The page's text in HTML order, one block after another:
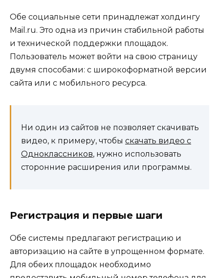
Обе социальные сети принадлежат холдингу
Mail.ru. Это одна из причин стабильной работы
и технической поддержки площадок.
Пользователь может войти на свою страницу
двумя способами: с широкоформатной версии
сайта или с мобильного ресурса.
Ни один из сайтов не позволяет скачивать
видео, к примеру, чтобы скачать видео с
Одноклассников, нужно использовать
сторонние расширения или программы.
Регистрация и первые шаги
Обе системы предлагают регистрацию и
авторизацию на сайте в упрощенном формате.
Для обеих площадок необходимо